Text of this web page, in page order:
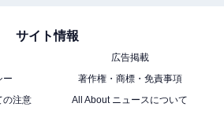
サイト情報
広告掲載
ー
著作権・商標・免責事項
の注意
All About ニュースについて